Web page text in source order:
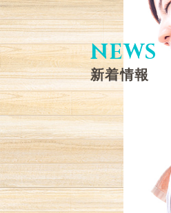
NEWS
新着情報